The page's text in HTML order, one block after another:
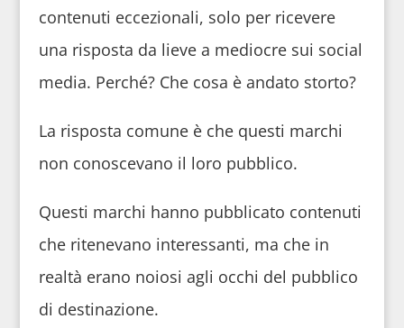
contenuti eccezionali, solo per ricevere
una risposta da lieve a mediocre sui social
media. Perché? Che cosa è andato storto?
La risposta comune è che questi marchi
non conoscevano il loro pubblico.
Questi marchi hanno pubblicato contenuti
che ritenevano interessanti, ma che in
realtà erano noiosi agli occhi del pubblico
di destinazione.